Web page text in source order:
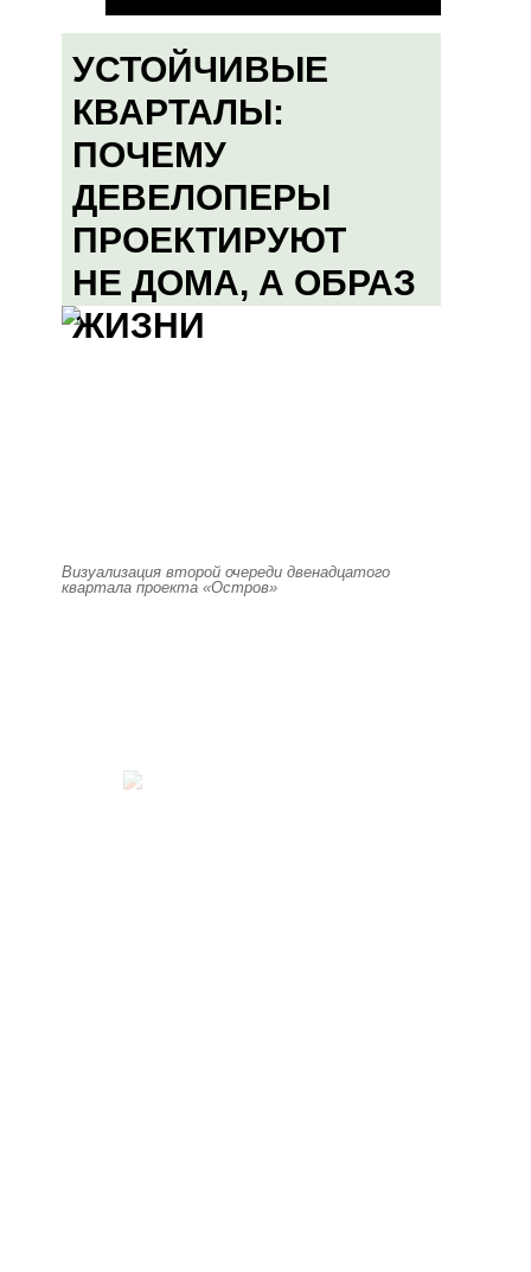
УСТОЙЧИВЫЕ
КВАРТАЛЫ:
ПОЧЕМУ
ДЕВЕЛОПЕРЫ
ПРОЕКТИРУЮТ
НЕ ДОМА, А ОБРАЗ
ЖИЗНИ
Визуализация второй очереди двенадцатого
квартала проекта «Остров»